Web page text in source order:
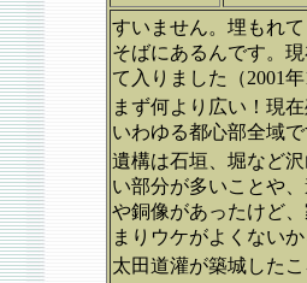
すいません。埋もれ
そばにあるんです。
て入りました（2001
まず何より広い！現
いわゆる都心部全域
遺構は石垣、堀など
い部分が多いことや
や銅像があったけど
まりウケがよくないか
太田道灌が築城したこ